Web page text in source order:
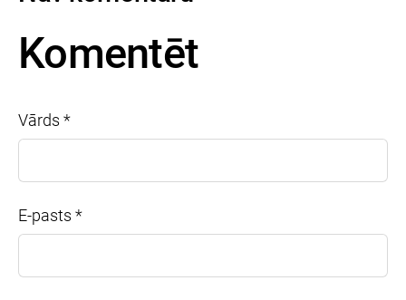
Komentēt
Vārds *
E-pasts *